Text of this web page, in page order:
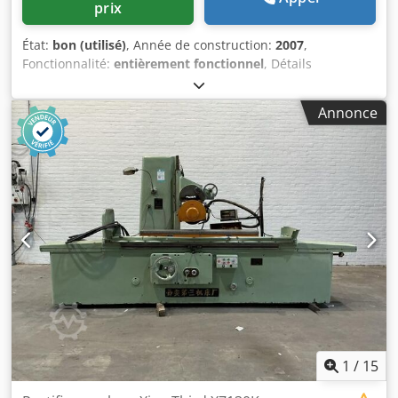
400 mm, poids 27 500 kg Tête de rectification : 3 000 x 2
500 x 3 100 mm, poids env. 14 t estimé 2 x Aspiration :
chacune 1 200 x 800 x 2 000 mm Pupitre de commande : 1
200 x 800 x 400 mm Petite armoire électrique : 1 400 x 1
400 x 800 mm 2 x Réducteurs : chacun 1 200 x 800 x 500
mm Armoire électrique : 1 600 x 800 x 2 000 mm Armoire
électrique : 3 400 x 600 x 2 400 mm
prix
État: bon (utilisé), Année de construction: 2007,
Fonctionnalité: entièrement fonctionnel, Détails
techniques Longueur de meulage 600 mm Largeur de
meulage 400 mm Hauteur de la pièce 375 mm Poids de la
pièce 400 kg Course longitudinale de la table 650 mm
Vitesse de la table 2 - 28 m/min Course transversale de la
table 400 mm Vitesse 100 - 1000 mm/min Dimensions de la
meule 300 x 50 x 76,2 mm Puissance du moteur de la
broche de meulage 3,7 kW Vitesse périphérique 10 - 32
m/s Puissance totale requise 11 kW Poids de la machine
(environ) 2,1 t Encombrement (environ) 2,95 x 2,65 x 2,47 m
Informations complémentaires Machine de rectification
plane de précision à commande numérique (CNC)
Entraînement de la table : hydraulique Entraînement de la
course transversale : électromécanique Plaque
électromagnétique 600 x 400 mm avec réglage de la force
d’adhérence et inversion automatique des pôles
magnétiques pour la démagnétisation Équipement :
Encapsulation partielle, ouverte en haut pour le
Annonce
1 / 15